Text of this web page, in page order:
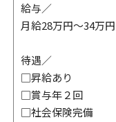
給与／
月給28万円～34万
待遇／
□昇給あり
□賞与年２回
□社会保険完備